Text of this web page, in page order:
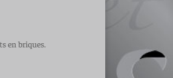
en briques.